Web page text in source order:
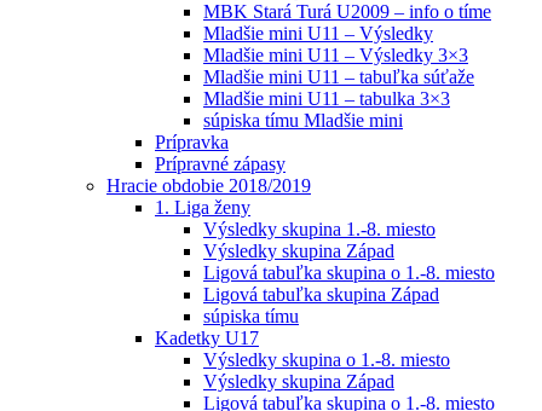
MBK Stará Turá U2009 – info o tíme
Mladšie mini U11 – Výsledky
Mladšie mini U11 – Výsledky 3×3
Mladšie mini U11 – tabuľka súťaže
Mladšie mini U11 – tabulka 3×3
súpiska tímu Mladšie mini
Prípravka
Prípravné zápasy
Hracie obdobie 2018/2019
1. Liga ženy
Výsledky skupina 1.-8. miesto
Výsledky skupina Západ
Ligová tabuľka skupina o 1.-8. miesto
Ligová tabuľka skupina Západ
súpiska tímu
Kadetky U17
Výsledky skupina o 1.-8. miesto
Výsledky skupina Západ
Ligová tabuľka skupina o 1.-8. miesto